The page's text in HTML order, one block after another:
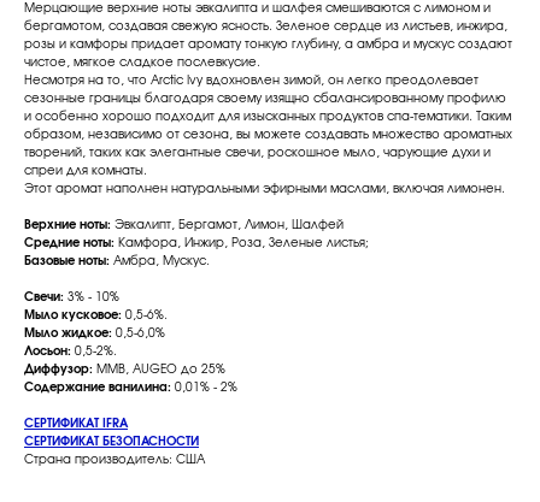
Мерцающие верхние ноты эвкалипта и шалфея смешиваются с лимоном и
бергамотом, создавая свежую ясность. Зеленое сердце из листьев, инжира,
розы и камфоры придает аромату тонкую глубину, а амбра и мускус создают
чистое, мягкое сладкое послевкусие.
Несмотря на то, что Arctic Ivy вдохновлен зимой, он легко преодолевает
сезонные границы благодаря своему изящно сбалансированному профилю
и особенно хорошо подходит для изысканных продуктов спа-тематики. Таким
образом, независимо от сезона, вы можете создавать множество ароматных
творений, таких как элегантные свечи, роскошное мыло, чарующие духи и
спреи для комнаты.
Этот аромат наполнен натуральными эфирными маслами, включая лимонен.
Верхние ноты: Эвкалипт, Бергамот, Лимон, Шалфей
Средние ноты: Камфора, Инжир, Роза, Зеленые листья;
Базовые ноты: Амбра, Мускус.
Свечи: 3% - 10%
Мыло кусковое: 0,5-6%.
Мыло жидкое: 0,5-6,0%
Лосьон: 0,5-2%.
Диффузор: MMB, AUGEO до 25%
Содержание ванилина: 0,01% - 2%
СЕРТИФИКАТ IFRA
СЕРТИФИКАТ БЕЗОПАСНОСТИ
Страна производитель: США